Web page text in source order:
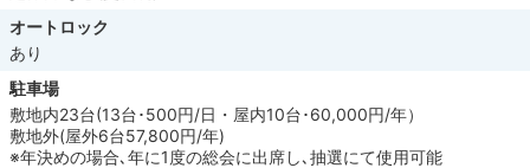
オートロック
あり
駐車場
敷地内23台(13台･500円/日・屋内10台･60,000円/年）
敷地外(屋外6台57,800円/年)
※年決めの場合､年に1度の総会に出席し､抽選にて使用可能